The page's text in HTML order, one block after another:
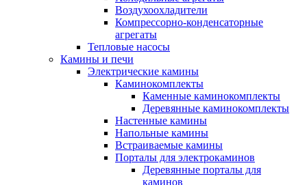
Воздухоохладители
Компрессорно-конденсаторные
агрегаты
Тепловые насосы
Камины и печи
Электрические камины
Каминокомплекты
Каменные каминокомплекты
Деревянные каминокомплекты
Настенные камины
Напольные камины
Встраиваемые камины
Порталы для электрокаминов
Деревянные порталы для
каминов